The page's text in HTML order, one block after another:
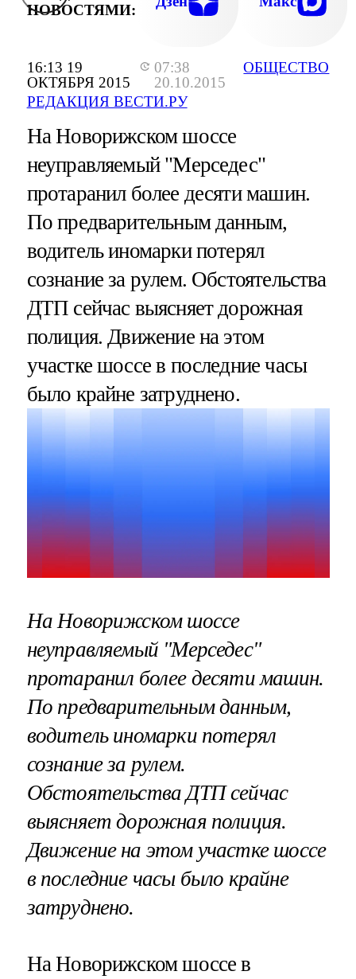
16:13 19
ОКТЯБРЯ 2015
07:38
20.10.2015
РЕДАКЦИЯ ВЕСТИ.РУ
ОБЩЕСТВО
НОВОСТЯМИ:
На Новорижском шоссе
неуправляемый "Мерседес"
протаранил более десяти машин.
По предварительным данным,
водитель иномарки потерял
сознание за рулем. Обстоятельства
ДТП сейчас выясняет дорожная
полиция. Движение на этом
участке шоссе в последние часы
было крайне затруднено.
На Новорижском шоссе
неуправляемый "Мерседес"
протаранил более десяти машин.
По предварительным данным,
водитель иномарки потерял
сознание за рулем.
Обстоятельства ДТП сейчас
выясняет дорожная полиция.
Движение на этом участке шоссе
в последние часы было крайне
затруднено.
На Новорижском шоссе в